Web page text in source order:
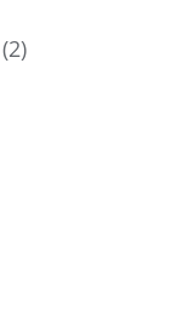
(2)